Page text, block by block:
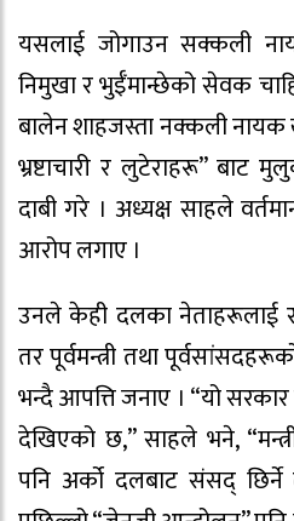
यसलाई जोगाउन सक्कली
निमुखा र भुईँमान्छेको सेवक
बालेन शाहजस्ता नक्कली
भ्रष्टाचारी र लुटेराहरू” बाट
दाबी गरे । अध्यक्ष साहले
आरोप लगाए ।
उनले केही दलका नेताहरूलाई
तर पूर्वमन्त्री तथा
भन्दै आपत्ति जनाए । “यो
देखिएको छ,” साहले भने,
पनि अर्को दलबाट संसद्